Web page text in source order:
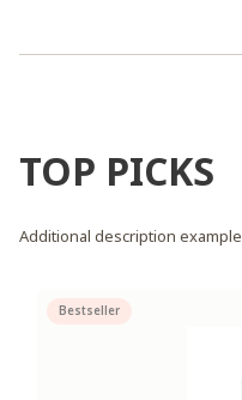
TOP PICKS
Additional description example
Bestseller